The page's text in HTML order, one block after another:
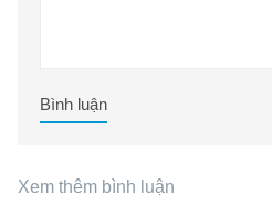
Bình luận
Xem thêm bình luận